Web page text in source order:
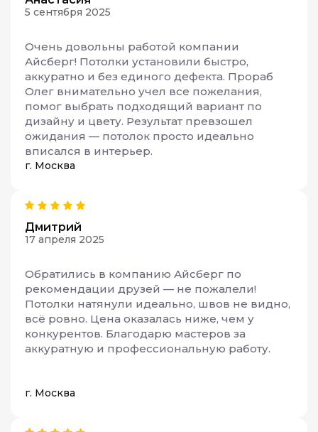
5 сентября 2025
Очень довольны работой компании
Айсберг! Потолки установили быстро,
аккуратно и без единого дефекта. Прораб
Олег внимательно учел все пожелания,
помог выбрать подходящий вариант по
дизайну и цвету. Результат превзошел
ожидания — потолок просто идеально
вписался в интерьер.
г. Москва
Дмитрий
17 апреля 2025
Обратились в компанию Айсберг по
рекомендации друзей — не пожалели!
Потолки натянули идеально, швов не видно,
всё ровно. Цена оказалась ниже, чем у
конкурентов. Благодарю мастеров за
аккуратную и профессиональную работу.
г. Москва